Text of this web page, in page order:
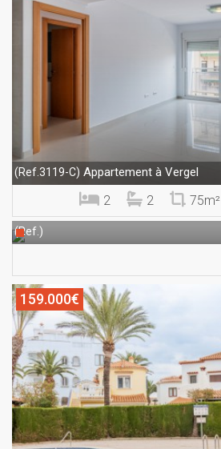
(Ref.3119-C) Appartement à Vergel
2 2 75m²
(Ref.)
159.000€